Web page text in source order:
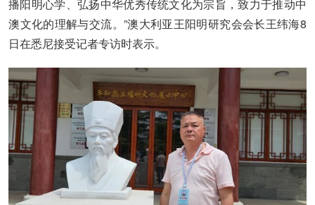
播阳明心学、弘扬中华优秀传统文化为宗旨，致力于推动中
澳文化的理解与交流。”澳大利亚王阳明研究会会长王纬海8
日在悉尼接受记者专访时表示。